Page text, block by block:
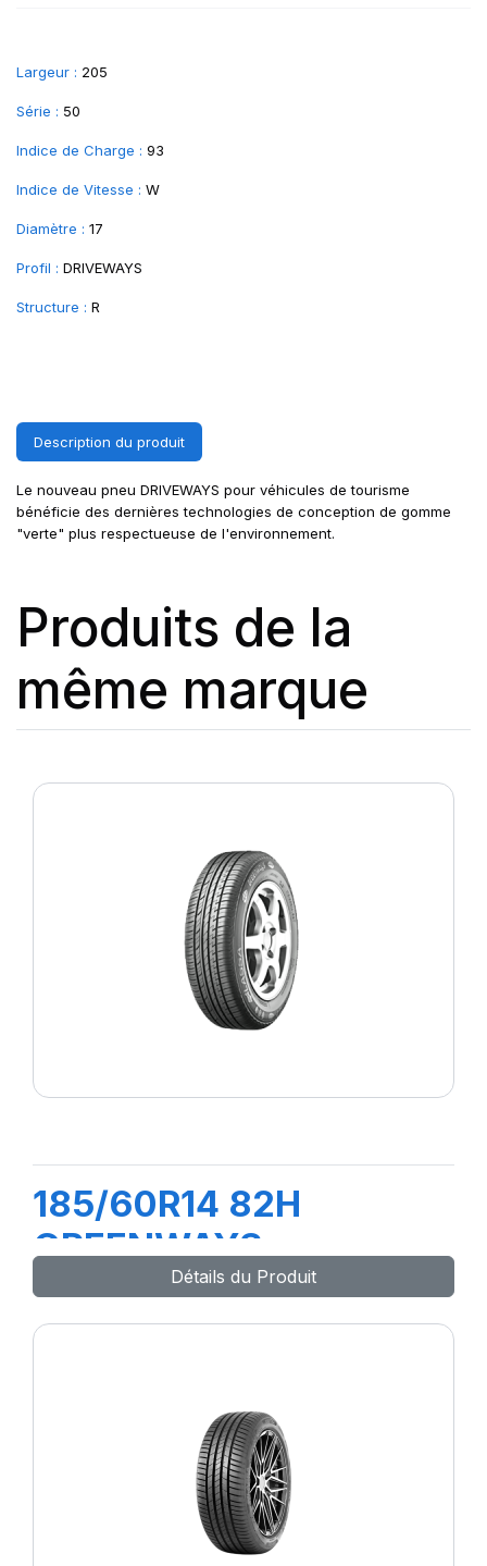
Largeur : 205
Série : 50
Indice de Charge : 93
Indice de Vitesse : W
Diamètre : 17
Profil : DRIVEWAYS
Structure : R
Description du produit
Le nouveau pneu DRIVEWAYS pour véhicules de tourisme
bénéficie des dernières technologies de conception de gomme
"verte" plus respectueuse de l'environnement.
Produits de la
même marque
185/60R14 82H
GREENWAYS
Détails du Produit